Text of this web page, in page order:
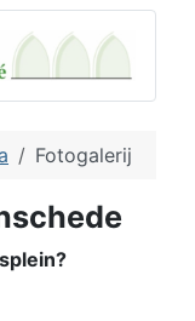
Fotogalerij